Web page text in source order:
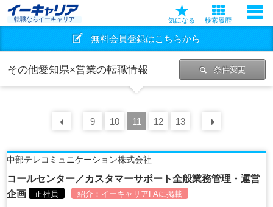
転職ならイーキャリア 気になる 検索履歴
無料会員登録はこちらから
その他愛知県×営業の転職情報 条件変更
前の 30件
9 10 11 12 13
中部テレコミュニケーション株式会社
コールセンター／カスタマーサポート全般業務管理・運営
企画
正社員 紹介： イーキャリアFAに掲載